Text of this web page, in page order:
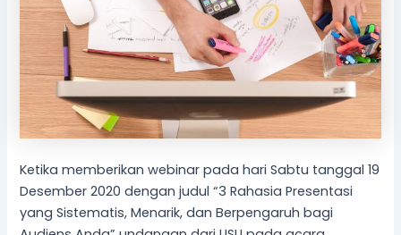
Ketika memberikan webinar pada hari Sabtu tanggal 19
Desember 2020 dengan judul “3 Rahasia Presentasi
yang Sistematis, Menarik, dan Berpengaruh bagi